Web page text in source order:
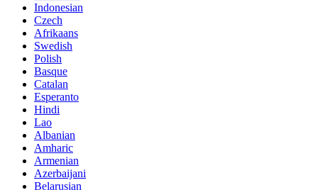
Indonesian
Czech
Afrikaans
Swedish
Polish
Basque
Catalan
Esperanto
Hindi
Lao
Albanian
Amharic
Armenian
Azerbaijani
Belarusian